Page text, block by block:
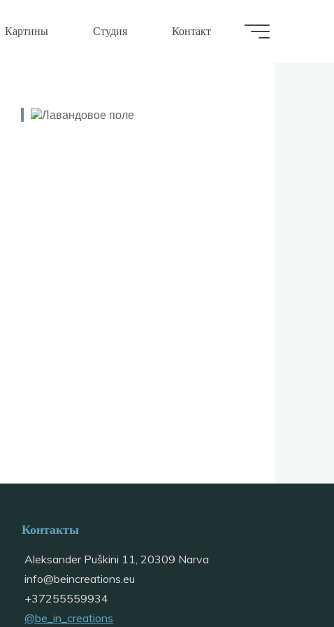
Картины Студия Контакт
Контакты
Aleksander Puškini 11, 20309 Narva
info@beincreations.eu
+37255559934
@be_in_creations